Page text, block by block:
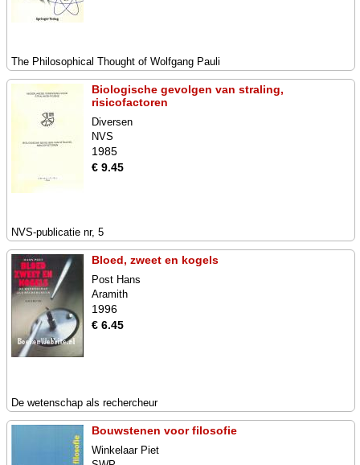
The Philosophical Thought of Wolfgang Pauli
Biologische gevolgen van straling,
risicofactoren
Diversen
NVS
1985
€ 9.45
NVS-publicatie nr, 5
Bloed, zweet en kogels
Post Hans
Aramith
1996
€ 6.45
De wetenschap als rechercheur
Bouwstenen voor filosofie
Winkelaar Piet